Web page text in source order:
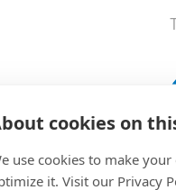
cookies on
use cookies to make
it. Visit our Privacy